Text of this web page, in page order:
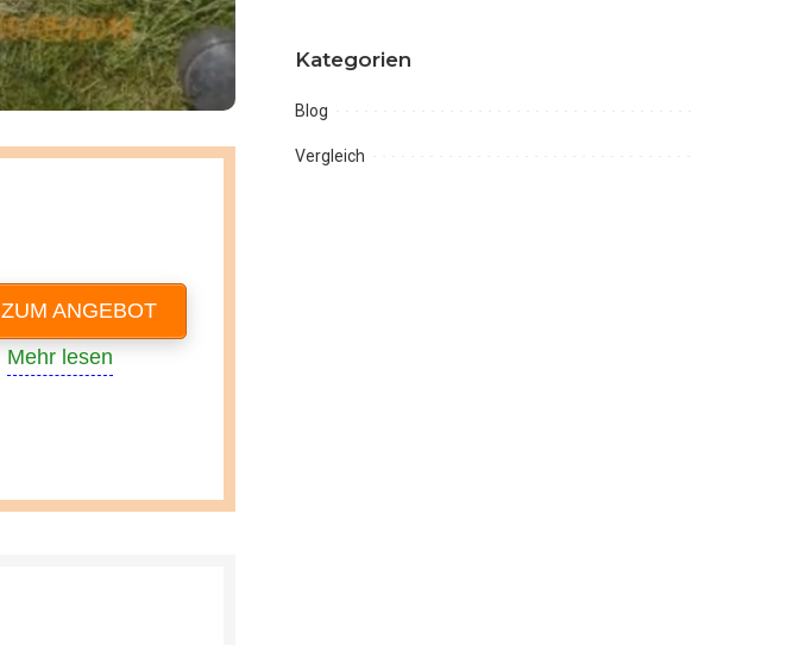
ZUM ANGEBOT
Mehr lesen
Kategorien
Blog
Vergleich